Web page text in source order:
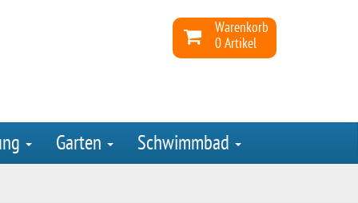
Warenkorb
0 Artikel
Garten Schwimmbad